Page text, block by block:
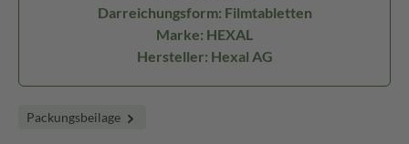
Darreichungsform: Filmtabletten
Marke: HEXAL
Hersteller: Hexal AG
Packungsbeilage